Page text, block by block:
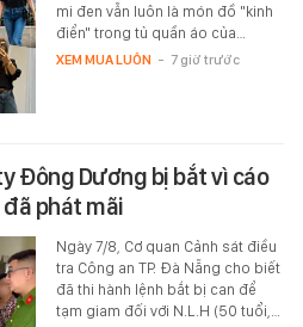
mi đen vẫn luôn là món đồ "kinh
điển" trong tủ quần áo của…
XEM MUA LUÔN - 7 giờ trước
Đông Dương bị bắt vì cáo
phát mãi
Ngày 7/8, Cơ quan Cảnh sát điều
tra Công an TP. Đà Nẵng cho biết
đã thi hành lệnh bắt bị can để
tạm giam đối với N.L.H (50 tuổi,…